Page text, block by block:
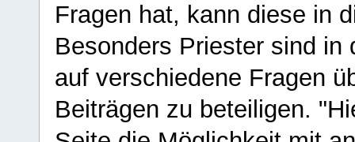
Fragen hat, kann diese in
Besonders Priester sind in
auf verschiedene Fragen
Beiträgen zu beteiligen.